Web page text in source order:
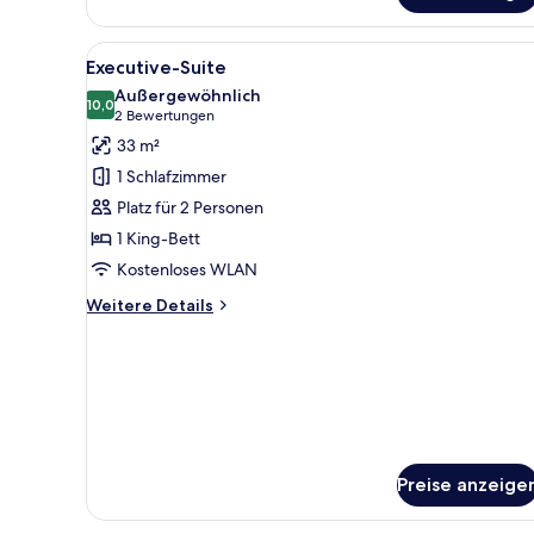
adultos
+1
niño)
Alle
Fotos
für
Executive-
Suite
anzeigen
Ein modernes Hotelzimmer
3
Executive-Suite
10,010,0 von 10
Außergewöhnlich
2 Bewertungen
(2
Bewertungen)
33 m²
1 Schlafzimmer
Platz für 2 Personen
1 King-Bett
Kostenloses WLAN
Weitere Details
Weitere
Preise